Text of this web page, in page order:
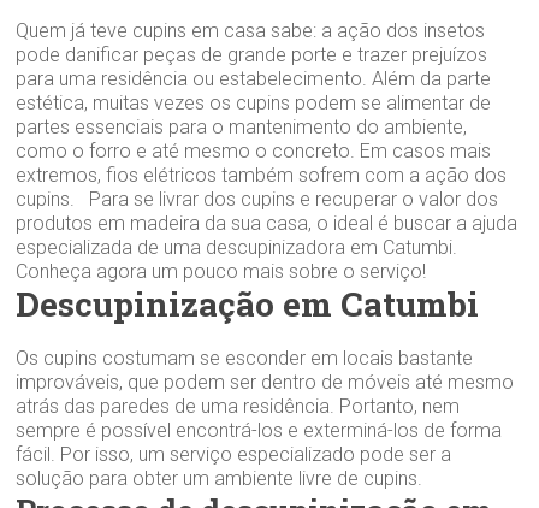
Quem já teve cupins em casa sabe: a ação dos insetos
pode danificar peças de grande porte e trazer prejuízos
para uma residência ou estabelecimento. Além da parte
estética, muitas vezes os cupins podem se alimentar de
partes essenciais para o mantenimento do ambiente,
como o forro e até mesmo o concreto. Em casos mais
extremos, fios elétricos também sofrem com a ação dos
cupins. Para se livrar dos cupins e recuperar o valor dos
produtos em madeira da sua casa, o ideal é buscar a ajuda
especializada de uma descupinizadora em Catumbi.
Conheça agora um pouco mais sobre o serviço!
Descupinização em Catumbi
Os cupins costumam se esconder em locais bastante
improváveis, que podem ser dentro de móveis até mesmo
atrás das paredes de uma residência. Portanto, nem
sempre é possível encontrá-los e exterminá-los de forma
fácil. Por isso, um serviço especializado pode ser a
solução para obter um ambiente livre de cupins.